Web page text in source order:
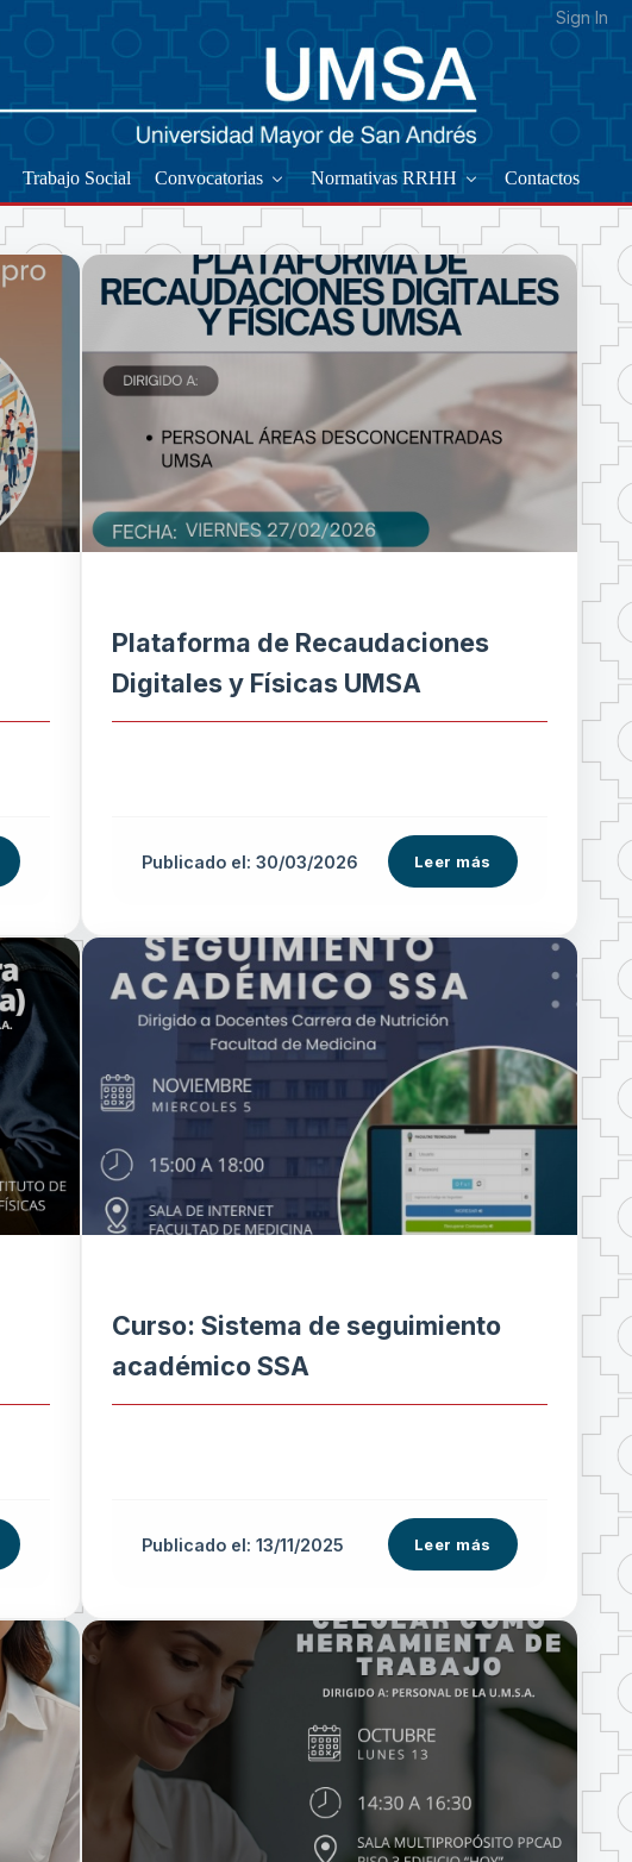
Sign In
Trabajo Social Convocatorias Normativas RRHH Contactos
Plataforma de Recaudaciones
Digitales y Físicas UMSA
Publicado el: 30/03/2026 Leer más
Curso: Sistema de seguimiento
académico SSA
Publicado el: 13/11/2025 Leer más